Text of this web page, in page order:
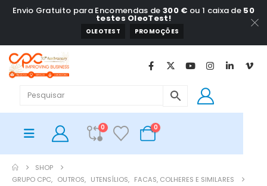
Envio Gratuito para Encomendas de 300 € ou 1 caixa de 50
testes OleoTest!
OLEOTEST PROMOÇÕES
0 0
SHOP
GRUPO CPC, OUTROS, UTENSÍLIOS, FACAS, COLHERES E SIMILARES